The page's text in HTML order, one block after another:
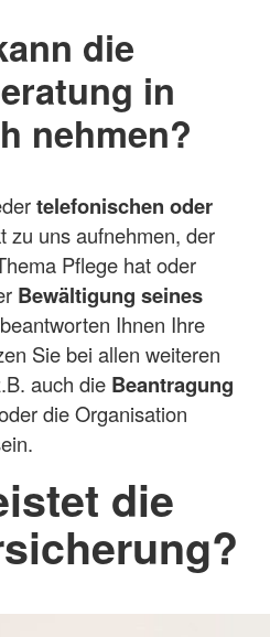
die
in
nehmen?
telefonischen oder
zu uns aufnehmen, der
Pflege hat oder
Bewältigung seines
Ihnen Ihre
Sie bei allen weiteren
auch die Beantragung
die Organisation
die